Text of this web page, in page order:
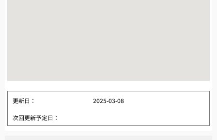
更新日： 2025-03-08
次回更新予定日：